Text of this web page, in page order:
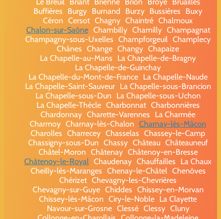
Buffières
Burgy Burnand Burzy Bussières
Buxy
Céron Cersot Chagny Chaintré Chalmoux
Chalon-sur-Saône Chambilly Chamilly Champagnat
Champagny-sous-Uxelles Champforgeuil Champlecy
Chânes Change Changy Chapaize
La Chapelle-au-Mans
La Chapelle-de-Bragny
La Chapelle-de-Guinchay
La Chapelle-du-Mont-de-France
La Chapelle-Naude
La Chapelle-Saint-Sauveur
La Chapelle-sous-Brancion
La Chapelle-sous-Dun
La Chapelle-sous-Uchon
La Chapelle-Thècle Charbonnat Charbonnières
Chardonnay Charette-Varennes
La Charmée
Charmoy Charnay-lès-Chalon Charnay-lès-Mâcon
Charolles Charrecey Chasselas Chassey-le-Camp
Chassigny-sous-Dun Chassy Château Châteauneuf
Châtel-Moron Châtenay Châtenoy-en-Bresse
Châtenoy-le-Royal Chaudenay Chauffailles
La Chaux
Cheilly-lès-Maranges Chenay-le-Châtel Chenôves
Chérizet Chevagny-les-Chevrières
Chevagny-sur-Guye Chiddes Chissey-en-Morvan
Chissey-lès-Mâcon Ciry-le-Noble La Clayette
Navour-sur-Grosne Clessé Clessy Cluny